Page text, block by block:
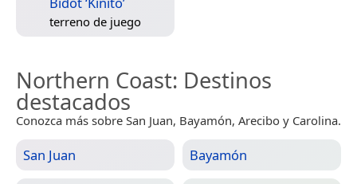
terreno de juego
Northern Coast: Destinos
destacados
Conozca más sobre San Juan, Bayamón, Arecibo y Carolina.
San Juan Bayamón